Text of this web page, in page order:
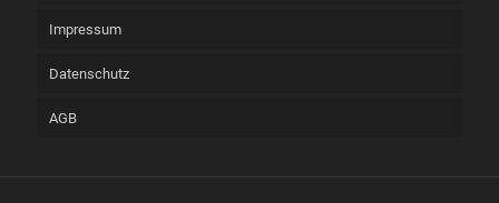
Impressum
Datenschutz
AGB